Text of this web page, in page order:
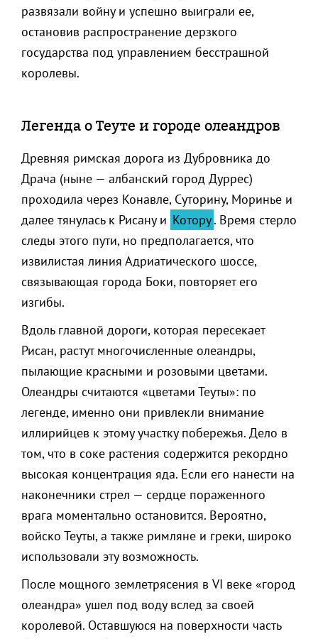
развязали войну и успешно выиграли ее,
остановив распространение дерзкого
государства под управлением бесстрашной
королевы.
Легенда о Теуте и городе олеандров
Древняя римская дорога из Дубровника до
Драча (ныне — албанский город Дуррес)
проходила через Конавле, Суторину, Моринье и
далее тянулась к Рисану и Котору. Время стерло
следы этого пути, но предполагается, что
извилистая линия Адриатического шоссе,
связывающая города Боки, повторяет его
изгибы.
Вдоль главной дороги, которая пересекает
Рисан, растут многочисленные олеандры,
пылающие красными и розовыми цветами.
Олеандры считаются «цветами Теуты»: по
легенде, именно они привлекли внимание
иллирийцев к этому участку побережья. Дело в
том, что в соке растения содержится рекордно
высокая концентрация яда. Если его нанести на
наконечники стрел — сердце пораженного
врага моментально остановится. Вероятно,
войско Теуты, а также римляне и греки, широко
использовали эту возможность.
После мощного землетрясения в VI веке «город
олеандра» ушел под воду вслед за своей
королевой. Оставшуюся на поверхности часть